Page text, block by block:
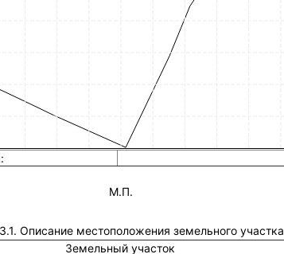
М.П.
Описание местоположения земельного участка
Земельный участок